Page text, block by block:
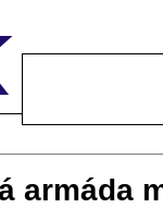
armáda